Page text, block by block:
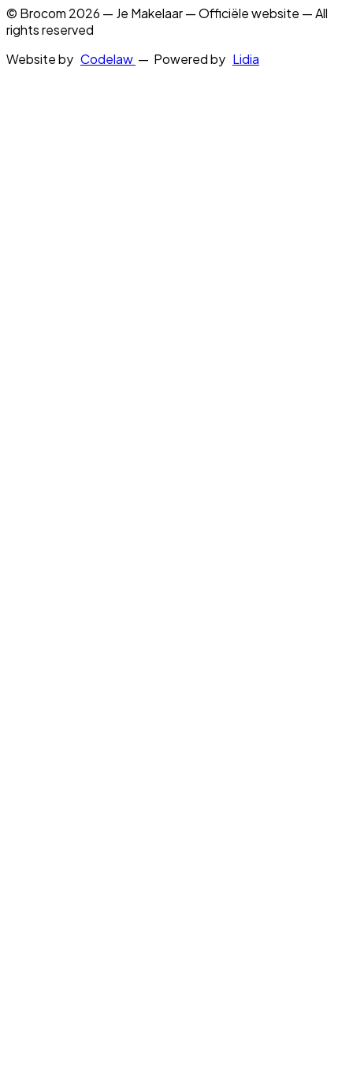
© Brocom 2026 — Je Makelaar — Officiële website — All
rights reserved
Website by Codelaw — Powered by Lidia